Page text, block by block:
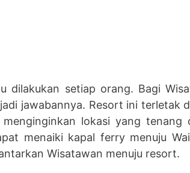
dilakukan setiap orang. Bagi
jawabannya. Resort ini terletak
lokasi yang
menaiki kapal ferry menuju
Wisatawan menuju resort.